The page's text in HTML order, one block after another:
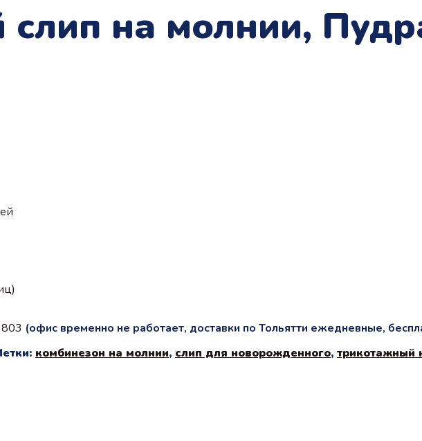
на молнии,
(офис временно не работает, доставки по Тольятти ежедневные,
комбинезон на молнии, слип для новорожденного, трикотажный